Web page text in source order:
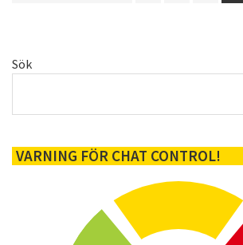
Primärt
Sök
VARNING FÖR CHAT CONTROL!